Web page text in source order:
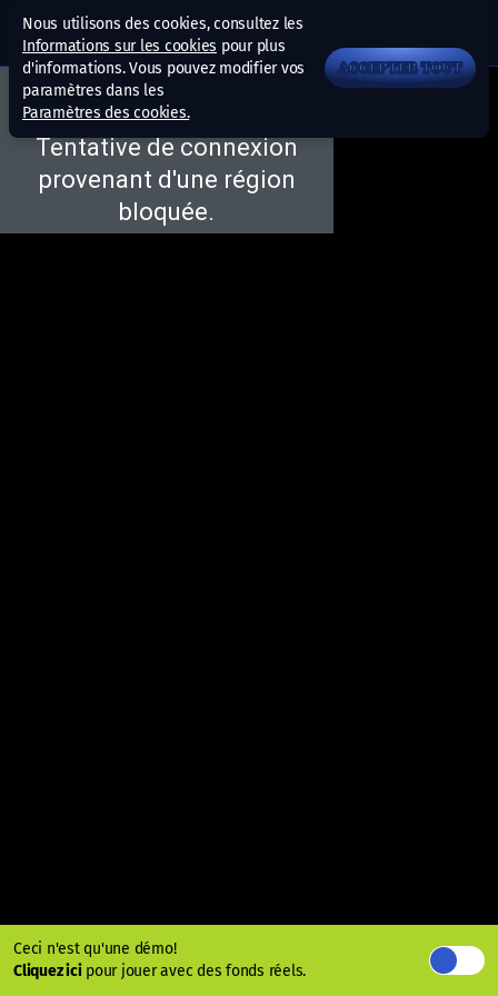
Ceci n'est qu'une démo!
Cliquez icipour jouer avec des fonds réels.
Nous utilisons des cookies, consultez les
Informations sur les cookies pour plus
d'informations. Vous pouvez modifier vos
paramètres dans les
Paramètres des cookies.
ACCEPTER TOUT